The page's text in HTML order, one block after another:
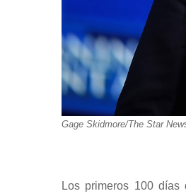
Gage Skidmore/The Star
Los primeros 100 días